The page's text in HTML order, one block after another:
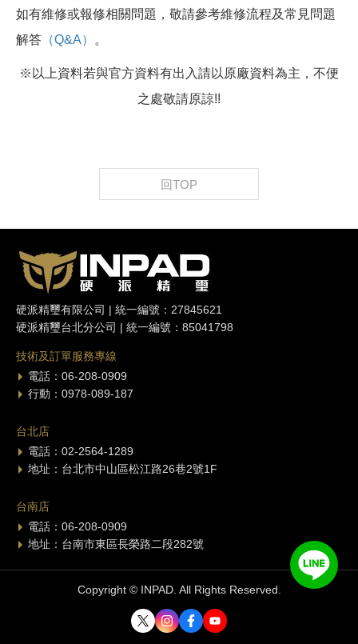
如有維修或報修相關問題，敬請參考維修流程及常見問題
解答 （Q&A） 。
※以上資料若與官方資料有出入請以原廠資料為主，不便
之處敬請原諒!!
回TOP
硬派精璽有限公司 | 統一編號：27845621
硬派精璽台北分公司 | 統一編號：85041798
技術及訂單服務專線
電話：06-208-0909
行動：0978-089-187
台北店
電話：02-2564-1289
地址：台北市中山區松江路26巷2號1F
台南店
電話：06-208-0909
地址：台南市東區長榮路二段282號
Copyright © INPAD. All Rights Reserved.